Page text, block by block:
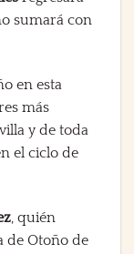
sumará con
en esta
más
y de toda
el ciclo de
, quién
de Otoño de